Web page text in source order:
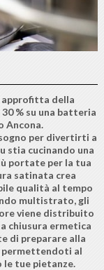
approfitta della
% su una batteria
Ancona.
per divertirti a
stia cucinando una
portate per la tua
satinata crea
qualità al tempo
multistrato, gli
viene distribuito
chiusura ermetica
di preparare alla
permettendoti al
tue pietanze.